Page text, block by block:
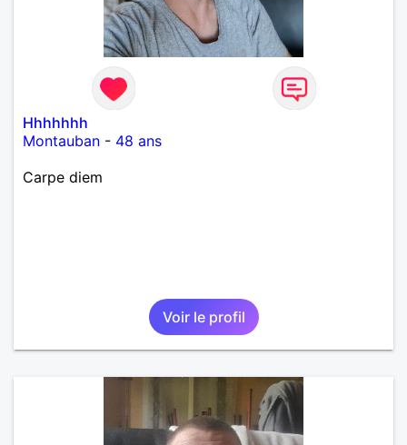
Hhhhhhh
Montauban - 48 ans
Carpe diem
Voir le profil